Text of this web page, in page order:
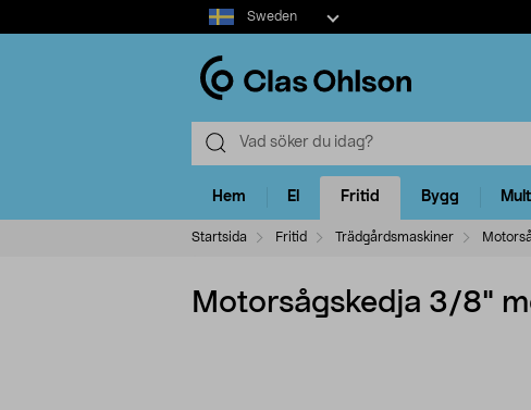
Select
market
Sweden
Hem El Fritid Bygg
Startsida Fritid Trädgårdsmaskiner
Motorsågskedja 3/8"